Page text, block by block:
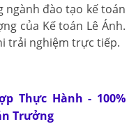
ngành đào tạo kế toán
của Kế toán Lê Ánh.
trải nghiệm trực tiếp.
Thực Hành - 100%
Trưởng